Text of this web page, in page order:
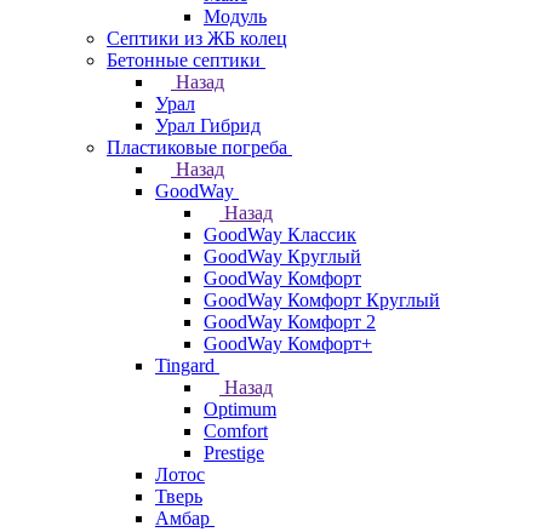
Модуль
Септики из ЖБ колец
Бетонные септики
Назад
Урал
Урал Гибрид
Пластиковые погреба
Назад
GoodWay
Назад
GoodWay Классик
GoodWay Круглый
GoodWay Комфорт
GoodWay Комфорт Круглый
GoodWay Комфорт 2
GoodWay Комфорт+
Tingard
Назад
Optimum
Comfort
Prestige
Лотос
Тверь
Амбар